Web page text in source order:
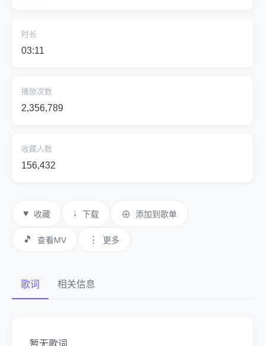
时长
03:11
播放次数
2,356,789
收藏人数
156,432
♥ 收藏 ↓ 下载 ⊕ 添加到歌单
🎵 查看MV ⋮ 更多
歌词 相关信息
暂无歌词